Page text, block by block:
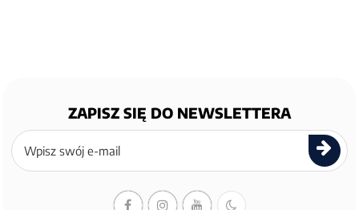
ZAPISZ SIĘ DO NEWSLETTERA
Zapisz
się
newslettera